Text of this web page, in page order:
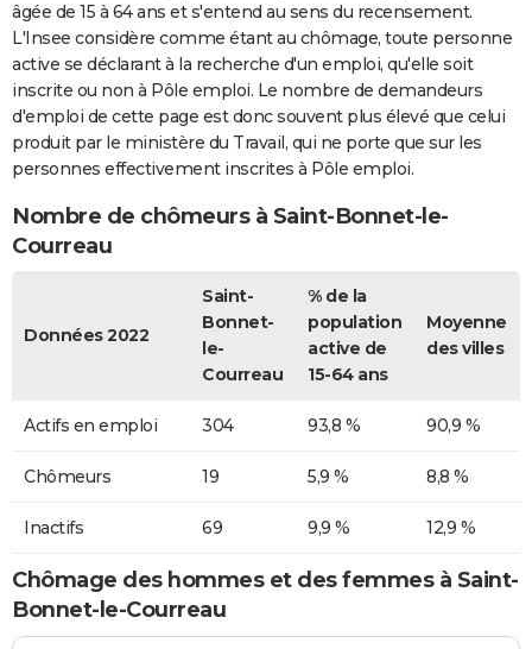
âgée de 15 à 64 ans et s'entend au sens du recensement.
L'Insee considère comme étant au chômage, toute personne
active se déclarant à la recherche d'un emploi, qu'elle soit
inscrite ou non à Pôle emploi. Le nombre de demandeurs
d'emploi de cette page est donc souvent plus élevé que celui
produit par le ministère du Travail, qui ne porte que sur les
personnes effectivement inscrites à Pôle emploi.
Nombre de chômeurs à Saint-Bonnet-le-
Courreau
Données 2022
Saint-
Bonnet-
le-
Courreau
% de la
population
active de
15-64 ans
Moyenne
des villes
Actifs en emploi 304 93,8 % 90,9 %
Chômeurs 19 5,9 % 8,8 %
Inactifs 69 9,9 % 12,9 %
Chômage des hommes et des femmes à Saint-
Bonnet-le-Courreau